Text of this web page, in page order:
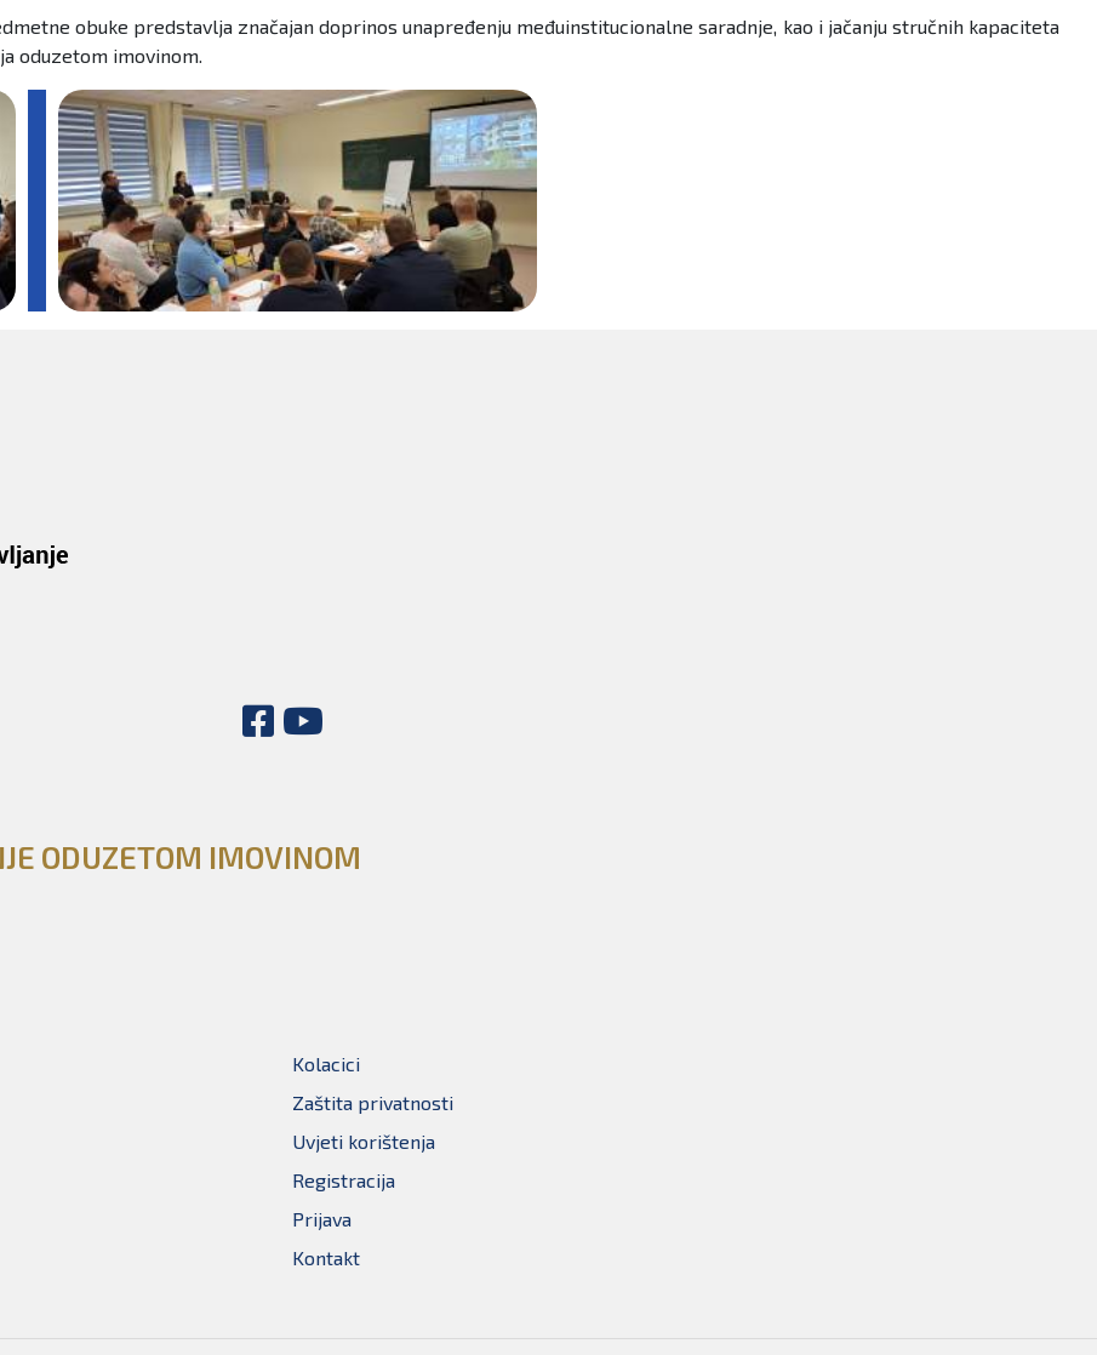
obuke predstavlja značajan doprinos unapređenju međuinstitucionalne saradnje, kao i jačanju stručnih kapaciteta
oduzetom imovinom.
ODUZETOM IMOVINOM
Kolacici
Zaštita privatnosti
Uvjeti korištenja
Registracija
Prijava
Kontakt